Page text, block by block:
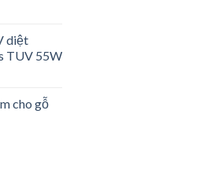
diệt
TUV 55W
cho gỗ